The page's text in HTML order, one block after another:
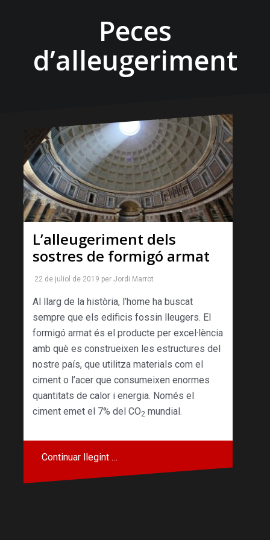
Peces
d’alleugeriment
L’alleugeriment dels
sostres de formigó armat
22 de juliol de 2019 per Jordi Marrot
Al llarg de la història, l’home ha buscat
sempre que els edificis fossin lleugers. El
formigó armat és el producte per excel·lència
amb què es construeixen les estructures del
nostre país, que utilitza materials com el
ciment o l’acer que consumeixen enormes
quantitats de calor i energia. Només el
ciment emet el 7% del CO2 mundial.
Continuar llegint …